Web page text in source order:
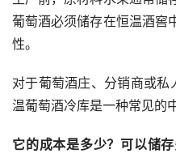
葡萄酒必须储存在恒温酒窖
性。
对于葡萄酒庄、分销商或
温葡萄酒冷库是一种常见的
它的成本是多少？可以储